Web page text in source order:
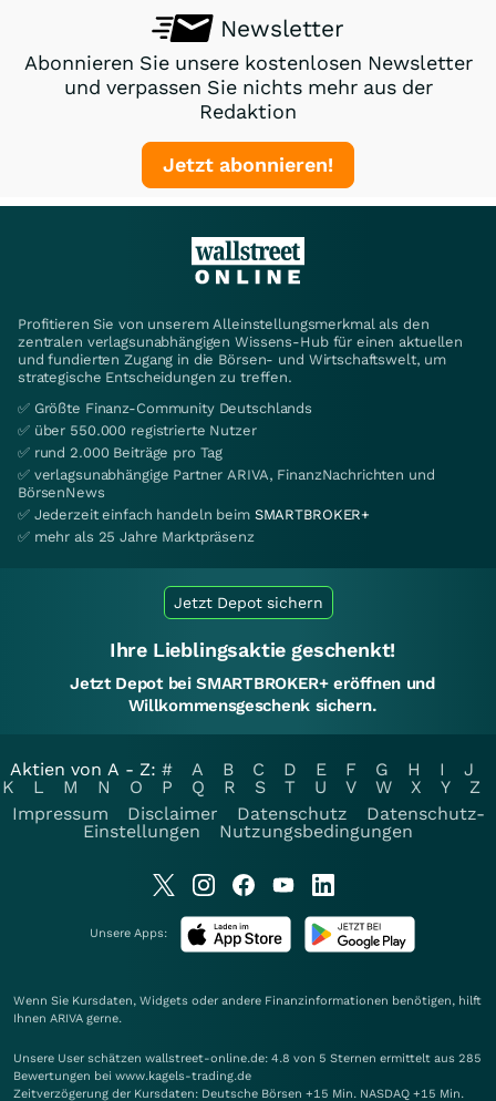
Newsletter
Abonnieren Sie unsere kostenlosen Newsletter
und verpassen Sie nichts mehr aus der
Redaktion
Jetzt abonnieren!
Profitieren Sie von unserem Alleinstellungsmerkmal als den
zentralen verlagsunabhängigen Wissens-Hub für einen aktuellen
und fundierten Zugang in die Börsen- und Wirtschaftswelt, um
strategische Entscheidungen zu treffen.
✅ Größte Finanz-Community Deutschlands
✅ über 550.000 registrierte Nutzer
✅ rund 2.000 Beiträge pro Tag
✅ verlagsunabhängige Partner ARIVA, FinanzNachrichten und
BörsenNews
✅ Jederzeit einfach handeln beim SMARTBROKER+
✅ mehr als 25 Jahre Marktpräsenz
Jetzt Depot sichern
Ihre Lieblingsaktie geschenkt!
Jetzt Depot bei SMARTBROKER+ eröffnen und
Willkommensgeschenk sichern.
Aktien von A - Z: # A B C D E F G H I
J
K
L M N O P Q R S T U V W X Y
Z
Impressum
Disclaimer Datenschutz
Datenschutz-
Einstellungen
Nutzungsbedingungen
Unsere Apps:
Wenn Sie Kursdaten, Widgets oder andere Finanzinformationen benötigen, hilft
Ihnen ARIVA gerne.
Unsere User schätzen wallstreet-online.de: 4.8 von 5 Sternen ermittelt aus 285
Bewertungen bei www.kagels-trading.de
Zeitverzögerung der Kursdaten: Deutsche Börsen +15 Min. NASDAQ +15 Min.